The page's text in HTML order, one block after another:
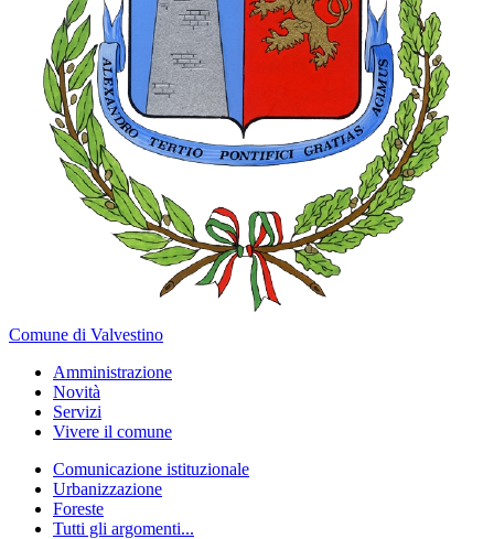
Comune di Valvestino
Amministrazione
Novità
Servizi
Vivere il comune
Comunicazione istituzionale
Urbanizzazione
Foreste
Tutti gli argomenti...